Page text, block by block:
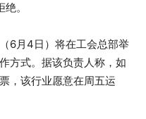
。
6月4日）将在工会总部举
方式。据该负责人称，如
，该行业愿意在周五运